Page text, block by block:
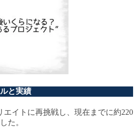
と実績
エイトに再挑戦し、現在までに約220
た。